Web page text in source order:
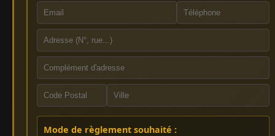
Mode de règlement souhaité :